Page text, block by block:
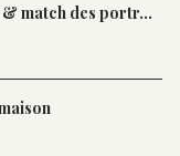
match des portr...